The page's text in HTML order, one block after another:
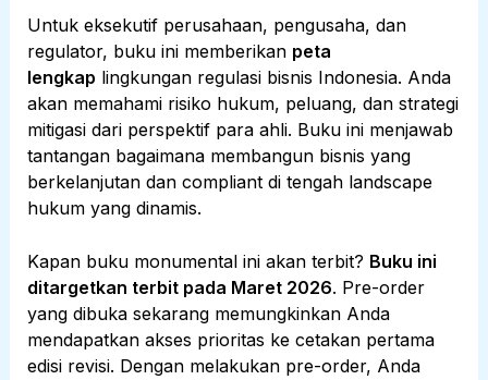
Untuk eksekutif perusahaan, pengusaha, dan
regulator, buku ini memberikan peta
lengkap lingkungan regulasi bisnis Indonesia. Anda
akan memahami risiko hukum, peluang, dan strategi
mitigasi dari perspektif para ahli. Buku ini menjawab
tantangan bagaimana membangun bisnis yang
berkelanjutan dan compliant di tengah landscape
hukum yang dinamis.
Kapan buku monumental ini akan terbit? Buku ini
ditargetkan terbit pada Maret 2026. Pre-order
yang dibuka sekarang memungkinkan Anda
mendapatkan akses prioritas ke cetakan pertama
edisi revisi. Dengan melakukan pre-order, Anda